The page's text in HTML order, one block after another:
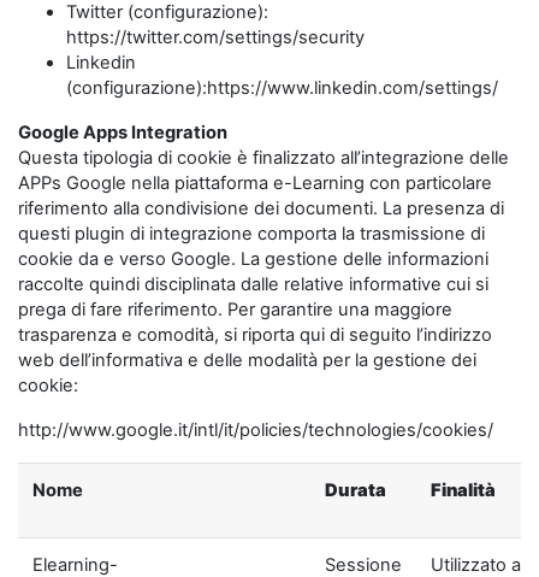
Twitter (configurazione):
https://twitter.com/settings/security
Linkedin
(configurazione):https://www.linkedin.com/settings/
Google Apps Integration
Questa tipologia di cookie è finalizzato all’integrazione delle
APPs Google nella piattaforma e-Learning con particolare
riferimento alla condivisione dei documenti. La presenza di
questi plugin di integrazione comporta la trasmissione di
cookie da e verso Google. La gestione delle informazioni
raccolte quindi disciplinata dalle relative informative cui si
prega di fare riferimento. Per garantire una maggiore
trasparenza e comodità, si riporta qui di seguito l’indirizzo
web dell’informativa e delle modalità per la gestione dei
cookie:
http://www.google.it/intl/it/policies/technologies/cookies/
Nome Durata Finalità
Elearning-
Sessione
Utilizzato ai